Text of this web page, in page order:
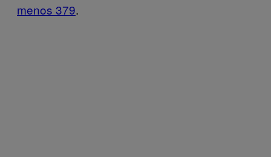
menos 379.